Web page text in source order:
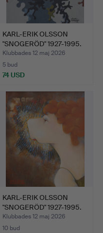
KARL-ERIK OLSSON
"SNOGERÖD" 1927-1995.
OLJ…
Klubbades 12 maj 2026
5 bud
74 USD
KARL-ERIK OLSSON
"SNOGERÖD" 1927-1995.
OLJ…
Klubbades 12 maj 2026
10 bud